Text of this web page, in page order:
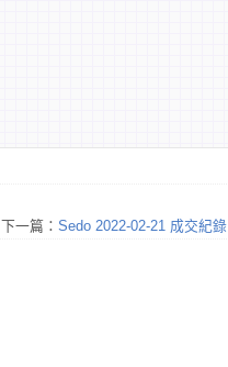
下一篇： Sedo 2022-02-21 成交紀錄